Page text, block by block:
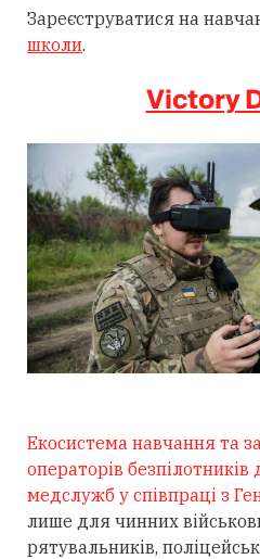
Зареєструватися на
школи.
Victory
Екосистема навчання та
операторів
медслужб у співпраці з
лише для чинних
рятувальників,